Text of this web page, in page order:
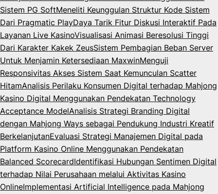
Sistem PG SoftMeneliti Keunggulan Struktur Kode Sistem
Dari Pragmatic PlayDaya Tarik Fitur Diskusi Interaktif Pada
Layanan Live KasinoVisualisasi Animasi Beresolusi Tinggi
Dari Karakter Kakek ZeusSistem Pembagian Beban Server
Untuk Menjamin Ketersediaan MaxwinMenguji
Responsivitas Akses Sistem Saat Kemunculan Scatter
HitamAnalisis Perilaku Konsumen Digital terhadap Mahjong
Kasino Digital Menggunakan Pendekatan Technology
Acceptance ModelAnalisis Strategi Branding Digital
dengan Mahjong Ways sebagai Pendukung Industri Kreatif
BerkelanjutanEvaluasi Strategi Manajemen Digital pada
Platform Kasino Online Menggunakan Pendekatan
Balanced ScorecardIdentifikasi Hubungan Sentimen Digital
terhadap Nilai Perusahaan melalui Aktivitas Kasino
OnlineImplementasi Artificial Intelligence pada Mahjong